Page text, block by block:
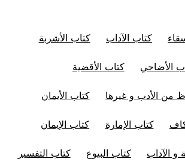
كتاب الآداب كتاب الأشربة
الأضاحي كتاب الأقضية
من الأدب و غيرها كتاب الأيمان
كتاب الإمارة كتاب الإيمان
و الآداب كتاب البيوع كتاب التفسير